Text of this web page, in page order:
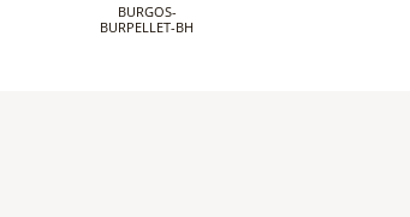
BURGOS-
BURPELLET-BH